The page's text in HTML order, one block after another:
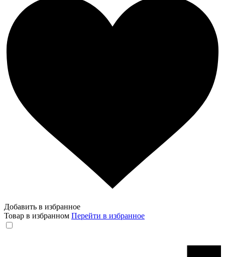
Добавить в избранное
Товар в избранном Перейти в избранное